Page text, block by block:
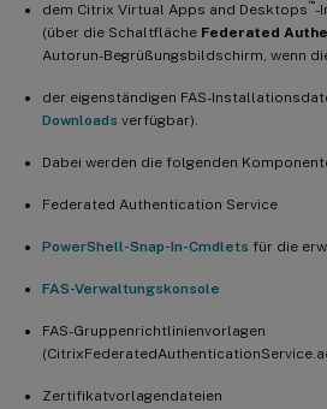
dem Citrix Virtual Apps and Desktops -
(über die Schaltfläche Federated
Autorun-Begrüßungsbildschirm, wenn
der eigenständigen FAS-
Downloads verfügbar).
Dabei werden die folgenden
Federated Authentication Service
PowerShell-Snap-In-Cmdlets für die
FAS-Verwaltungskonsole
FAS-Gruppenrichtlinienvorlagen
Zertifikatvorlagendateien